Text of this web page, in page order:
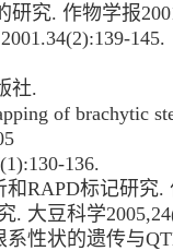
究. 作物学报
145.
社.
of brachytic
136.
RAPD标记研究.
大豆科学
性状的遗传与